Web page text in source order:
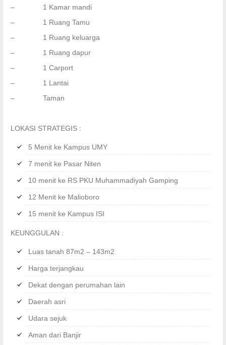
– 1 Kamar mandi
– 1 Ruang Tamu
– 1 Ruang keluarga
– 1 Ruang dapur
– 1 Carport
– 1 Lantai
– Taman
LOKASI STRATEGIS :
5 Menit ke Kampus UMY
7 menit ke Pasar Niten
10 menit ke RS PKU Muhammadiyah Gamping
12 Menit ke Malioboro
15 menit ke Kampus ISI
KEUNGGULAN :
Luas tanah 87m2 – 143m2
Harga terjangkau
Dekat dengan perumahan lain
Daerah asri
Udara sejuk
Aman dari Banjir